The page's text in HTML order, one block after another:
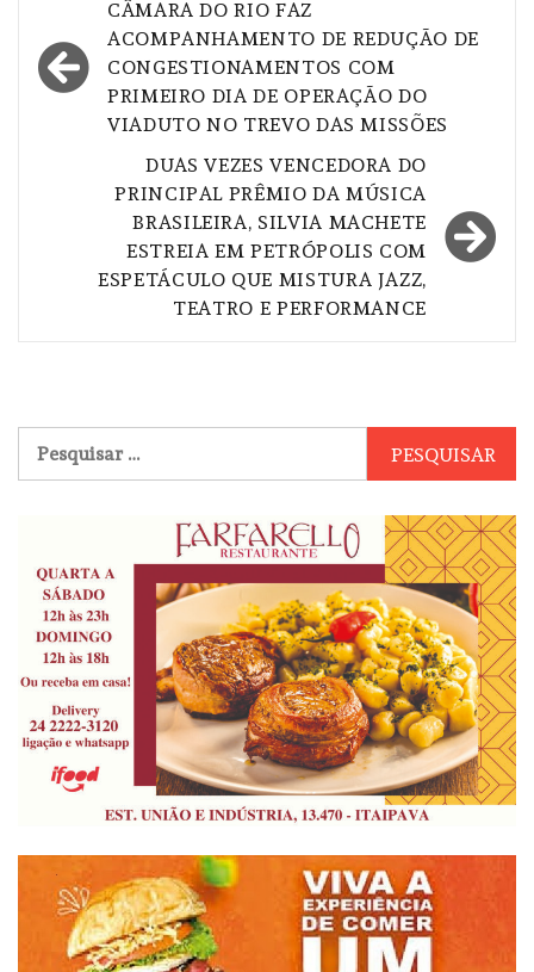
Navegação
de
Post
CÂMARA DO RIO FAZ
ACOMPANHAMENTO DE REDUÇÃO DE
CONGESTIONAMENTOS COM
PRIMEIRO DIA DE OPERAÇÃO DO
VIADUTO NO TREVO DAS MISSÕES
DUAS VEZES VENCEDORA DO
PRINCIPAL PRÊMIO DA MÚSICA
BRASILEIRA, SILVIA MACHETE
ESTREIA EM PETRÓPOLIS COM
ESPETÁCULO QUE MISTURA JAZZ,
TEATRO E PERFORMANCE
por: